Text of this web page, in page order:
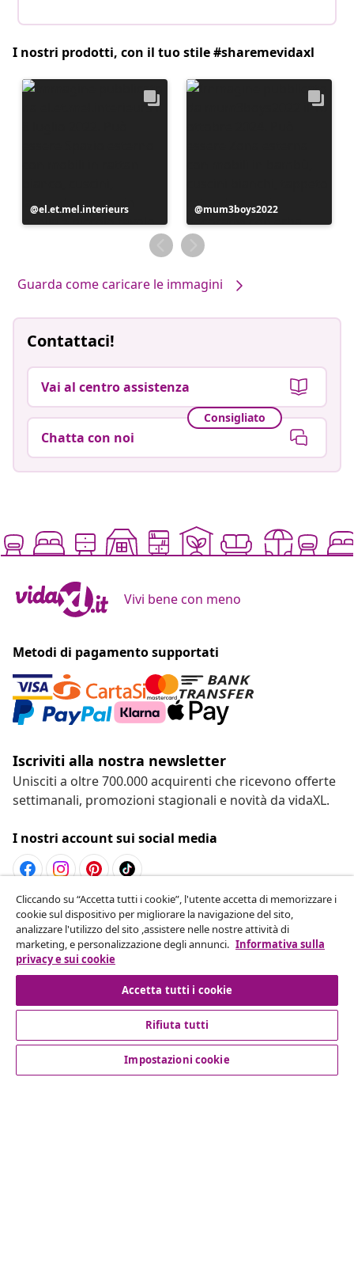
I nostri prodotti, con il tuo stile #sharemevidaxl
Post
pubblicato
el.et.mel.interieurs
Post
pubblicato
da
mum3boys2022
Guarda come caricare le immagini
Contattaci!
Vai al centro assistenza
Consigliato
Chatta con noi
Vivi bene con meno
Metodi di pagamento supportati
Iscriviti alla nostra newsletter
Unisciti a oltre 700.000 acquirenti che ricevono offerte
settimanali, promozioni stagionali e novità da vidaXL.
I nostri account sui social media
Recesso dal contratto
Invia una richiesta di recesso per il tuo ordine.
Recesso dal contratto
Servizio clienti
Cliccando su “Accetta tutti i cookie”, l'utente accetta di memorizzare i
cookie sul dispositivo per migliorare la navigazione del sito,
analizzare l'utilizzo del sito ,assistere nelle nostre attività di
marketing, e personalizzazione degli annunci. Informativa sulla
privacy e sui cookie
Accetta tutti i cookie
Rifiuta tutti
Impostazioni cookie